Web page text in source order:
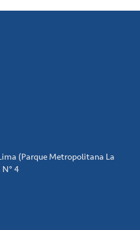
(Parque Metropolitana La
4